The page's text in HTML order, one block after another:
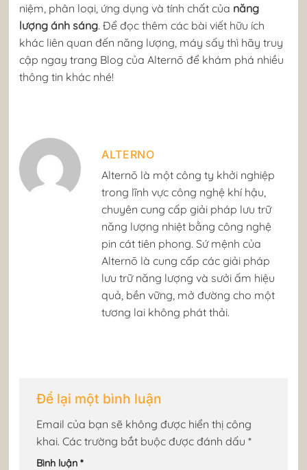
niệm, phân loại, ứng dụng và tính chất của năng
lượng ánh sáng. Để đọc thêm các bài viết hữu ích
khác liên quan đến năng lượng, máy sấy thì hãy truy
cập ngay trang Blog của Alternō để khám phá nhiều
thông tin khác nhé!
ALTERNO
​Alternō là một công ty khởi nghiệp
trong lĩnh vực công nghệ khí hậu,
chuyên cung cấp giải pháp lưu trữ
năng lượng nhiệt bằng công nghệ
pin cát tiên phong. Sứ mệnh của
Alternō là cung cấp các giải pháp
lưu trữ năng lượng và sưởi ấm hiệu
quả, bền vững, mở đường cho một
tương lai không phát thải. ​
Để lại một bình luận
Email của bạn sẽ không được hiển thị công
khai. Các trường bắt buộc được đánh dấu*
Bình luận*